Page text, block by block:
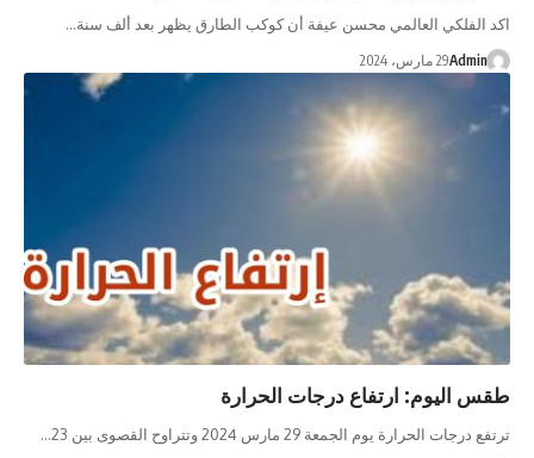
العالمي محسن عيفة أن كوكب الطارق يظهر بعد ألف سنة…
29 مارس، 2024
اليوم: ارتفاع درجات الحرارة
الحرارة يوم الجمعة 29 مارس 2024 وتتراوح القصوى بين 23…